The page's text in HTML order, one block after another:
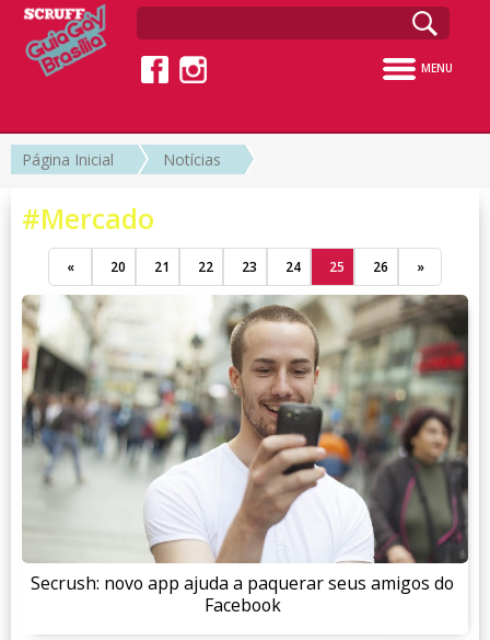
MENU
Página Inicial Notícias
#Mercado
Secrush: novo app ajuda a paquerar seus amigos do
Facebook
« 20 21 22 23 24 25 26 »